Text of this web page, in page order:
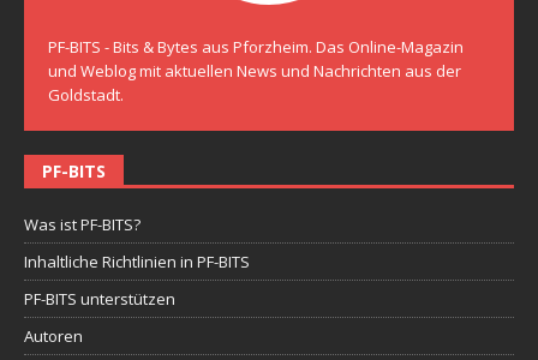
PF-BITS - Bits & Bytes aus Pforzheim. Das Online-Magazin
und Weblog mit aktuellen News und Nachrichten aus der
Goldstadt.
PF-BITS
Was ist PF-BITS?
Inhaltliche Richtlinien in PF-BITS
PF-BITS unterstützen
Autoren